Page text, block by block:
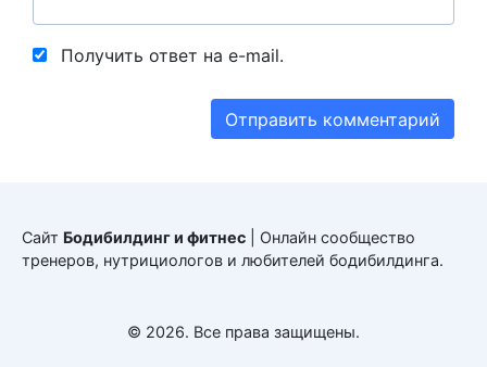
Получить ответ на e-mail.
Сайт Бодибилдинг и фитнес | Онлайн сообщество
тренеров, нутрициологов и любителей бодибилдинга.
© 2026. Все права защищены.